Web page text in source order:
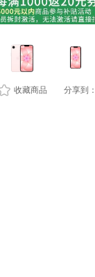
收藏商品 分享到：